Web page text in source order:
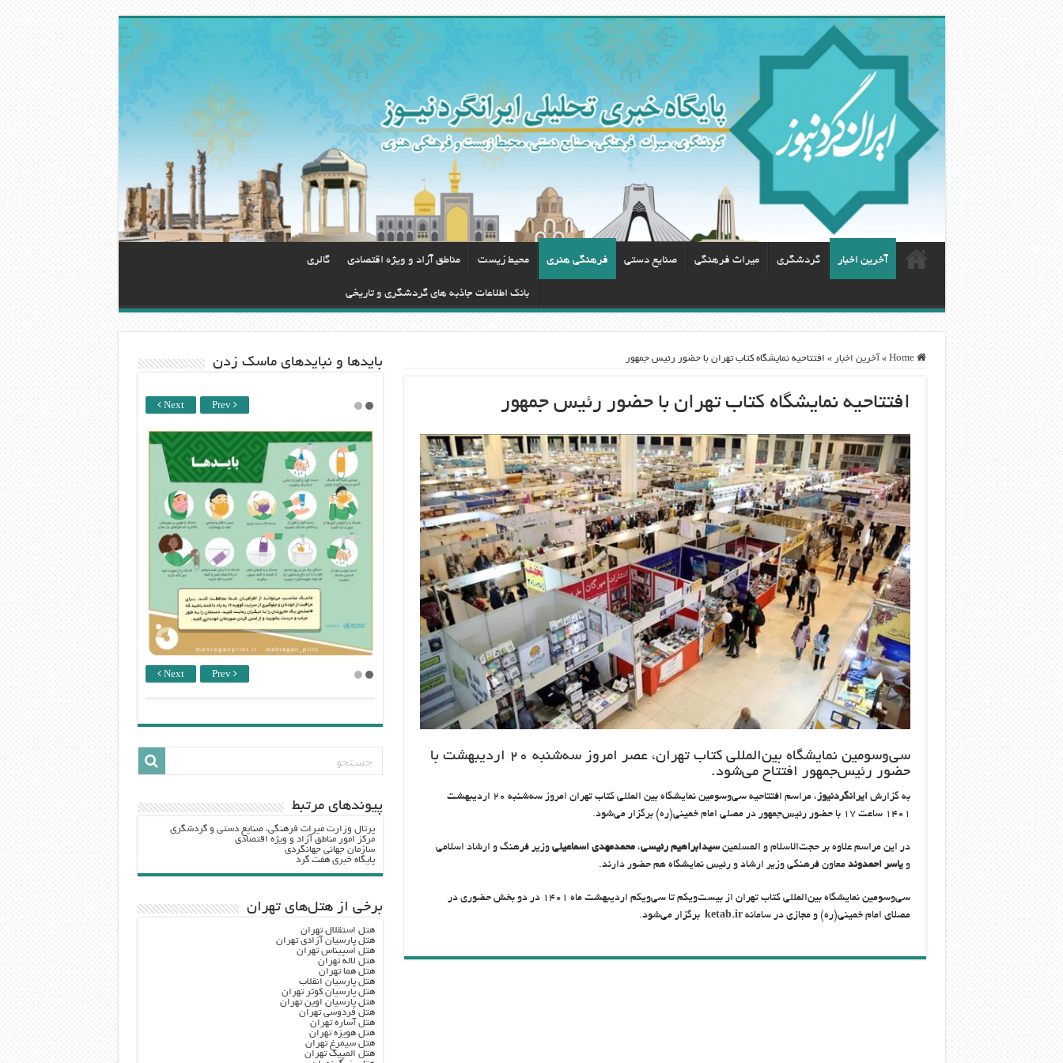
آخرین اخبار گردشگری ميراث فرهنگی صنایع دستی فرهنگی هنری محيط زيست مناطق آزاد و ویژه اقتصادی گالری
بانک اطلاعات جاذبه های گردشگری و تاریخی
Home
» آخرین اخبار » افتتاحیه نمایشگاه کتاب تهران با حضور رئیس جمهور
افتتاحیه نمایشگاه کتاب تهران با حضور رئیس جمهور
سی‌وسومین نمایشگاه بین‌المللی کتاب تهران، عصر امروز سه‌شنبه ۲۰ اردیبهشت با
حضور رئیس‌جمهور افتتاح می‌شود.
به گزارشایرانگردنیوز
، مراسم افتتاحیه سی‌وسومین نمایشگاه بین المللی کتاب تهران امروز سه‌شنبه ۲۰ اردیبهشت
۱۴۰۱ ساعت ۱۷ با حضور رئیس‌جمهور در مصلی امام خمینی(ره) برگزار می‌شود.
در این مراسم علاوه بر حجت‌الاسلام و المسلمینسیدابراهیم رئیسی،محمدمهدی اسماعیلی وزیر فرهنگ و ارشاد اسلامی
ویاسر احمدوند معاون فرهنگی وزیر ارشاد و رئیس نمایشگاه هم حضور دارند.
سی‌و‌سومین نمایشگاه بین‌المللی کتاب تهران از بیست‌ویکم تا سی‌ویکم اردیبهشت ماه ۱۴۰۱ در دو بخش حضوری در
مصلای امام خمینی(ره) و مجازی در سامانهketab.ir برگزار می‌شود.
باید‌ها و نبایدهای ماسک زدن
Next Prev
Next Prev
پيوندهاي مرتبط
پرتال وزارت ميراث فرهنگي، صنایع دستی و گردشگري
مرکز امور مناطق آزاد و ویژه اقتصادی
سازمان جهانی جهانگردی
پایگاه خبری هفت گرد
برخی از هتل‌های تهران
هتل استقلال تهران
هتل پارسیان آزادی تهران
هتل اسپیناس تهران
هتل لاله تهران
هتل هما تهران
هتل پارسیان انقلاب
هتل پارسیان کوثر تهران
هتل پارسیان اوین تهران
هتل فردوسی تهران
هتل آساره تهران
هتل هویزه تهران
هتل سیمرغ تهران
هتل المپیک تهران